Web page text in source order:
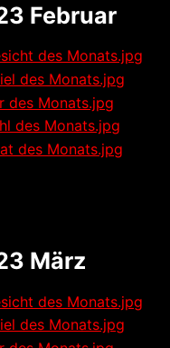
Februar
März